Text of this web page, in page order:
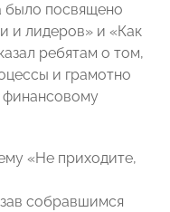
было посвящено
и лидеров» и «Как
ребятам о том,
и грамотно
финансовому
«Не приходите,
собравшимся